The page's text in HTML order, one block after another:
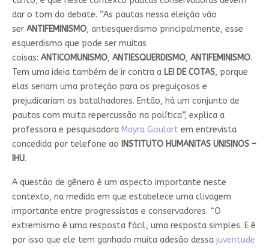
dar o tom do debate. “As pautas nessa eleição vão
ser ANTIFEMINISMO, antiesquerdismo principalmente, esse
esquerdismo que pode ser muitas
coisas: ANTICOMUNISMO, ANTIESQUERDISMO, ANTIFEMINISMO.
Tem uma ideia também de ir contra a LEI DE COTAS, porque
elas seriam uma proteção para os preguiçosos e
prejudicariam os batalhadores. Então, há um conjunto de
pautas com muita repercussão na política”, explica a
professora e pesquisadora Mayra Goulartem entrevista
concedida por telefone ao INSTITUTO HUMANITAS UNISINOS –
IHU.
A questão de gênero é um aspecto importante neste
contexto, na medida em que estabelece uma clivagem
importante entre progressistas e conservadores. “O
extremismo é uma resposta fácil, uma resposta simples. E é
por isso que ele tem ganhado muita adesão dessa juventude